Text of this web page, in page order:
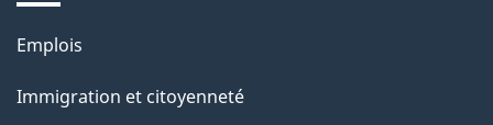
e
Thèmes
sujets
Emplois
Immigration et citoyenneté